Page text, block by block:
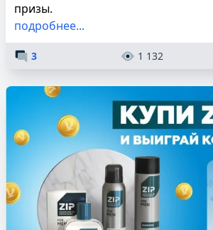
призы.
подробнее...
3 1 132